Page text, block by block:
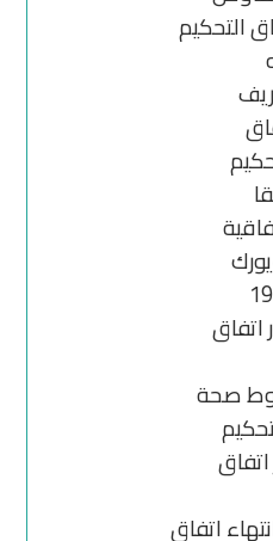
التحكيم
اتفاق
صحة
اتفاق
اتفاق